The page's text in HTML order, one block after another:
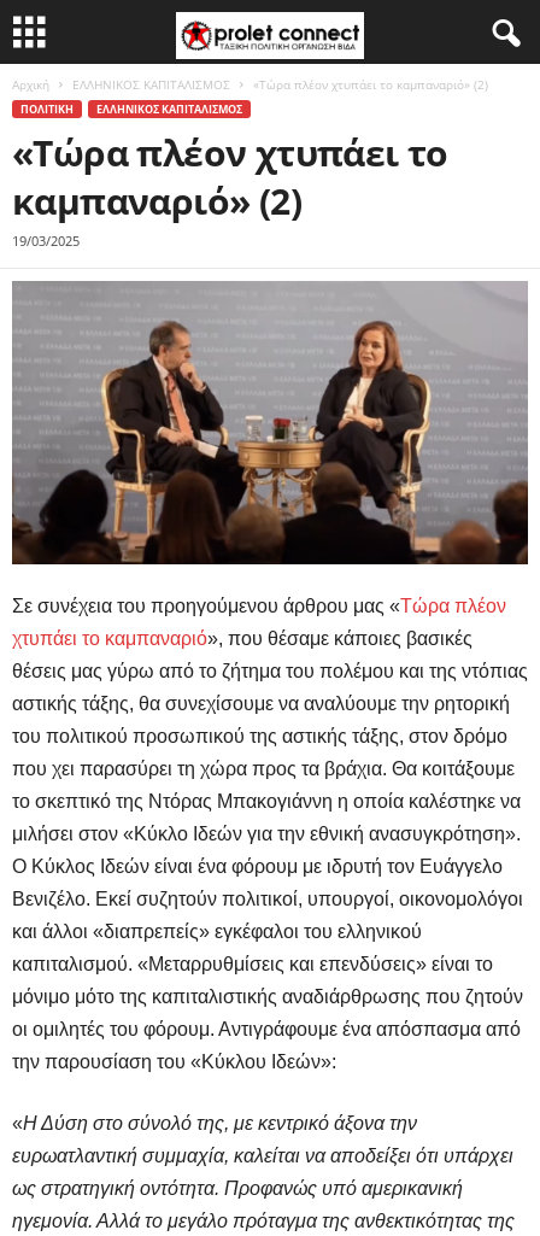
Αρχική ΕΛΛΗΝΙΚΟΣ ΚΑΠΙΤΑΛΙΣΜΟΣ «Τώρα πλέον χτυπάει το καμπαναριό» (2)
ΠΟΛΙΤΙΚΗ ΕΛΛΗΝΙΚΟΣ ΚΑΠΙΤΑΛΙΣΜΟΣ
«Τώρα πλέον χτυπάει το
καμπαναριό» (2)
19/03/2025
Σε συνέχεια του προηγούμενου άρθρου μας «Τώρα πλέον
χτυπάει το καμπαναριό», που θέσαμε κάποιες βασικές
θέσεις μας γύρω από το ζήτημα του πολέμου και της ντόπιας
αστικής τάξης, θα συνεχίσουμε να αναλύουμε την ρητορική
του πολιτικού προσωπικού της αστικής τάξης, στον δρόμο
που χει παρασύρει τη χώρα προς τα βράχια. Θα κοιτάξουμε
το σκεπτικό της Ντόρας Μπακογιάννη η οποία καλέστηκε να
μιλήσει στον «Κύκλο Ιδεών για την εθνική ανασυγκρότηση».
Ο Κύκλος Ιδεών είναι ένα φόρουμ με ιδρυτή τον Ευάγγελο
Βενιζέλο. Εκεί συζητούν πολιτικοί, υπουργοί, οικονομολόγοι
και άλλοι «διαπρεπείς» εγκέφαλοι του ελληνικού
καπιταλισμού. «Μεταρρυθμίσεις και επενδύσεις» είναι το
μόνιμο μότο της καπιταλιστικής αναδιάρθρωσης που ζητούν
οι ομιλητές του φόρουμ. Αντιγράφουμε ένα απόσπασμα από
την παρουσίαση του «Κύκλου Ιδεών»:
«Η Δύση στο σύνολό της, με κεντρικό άξονα την
ευρωατλαντική συμμαχία, καλείται να αποδείξει ότι υπάρχει
ως στρατηγική οντότητα. Προφανώς υπό αμερικανική
ηγεμονία. Αλλά το μεγάλο πρόταγμα της ανθεκτικότητας της